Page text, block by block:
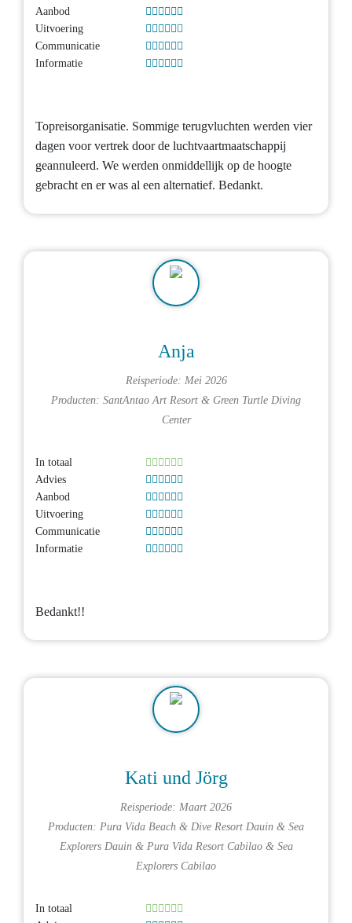
Aanbod
Uitvoering
Communicatie
Informatie
Topreisorganisatie. Sommige terugvluchten werden vier
dagen voor vertrek door de luchtvaartmaatschappij
geannuleerd. We werden onmiddellijk op de hoogte
gebracht en er was al een alternatief. Bedankt.
Anja
Reisperiode: Mei 2026
Producten: SantAntao Art Resort & Green Turtle Diving
Center
In totaal
Advies
Aanbod
Uitvoering
Communicatie
Informatie
Bedankt!!
Kati und Jörg
Reisperiode: Maart 2026
Producten: Pura Vida Beach & Dive Resort Dauin & Sea
Explorers Dauin& Pura Vida Resort Cabilao& Sea
Explorers Cabilao
In totaal